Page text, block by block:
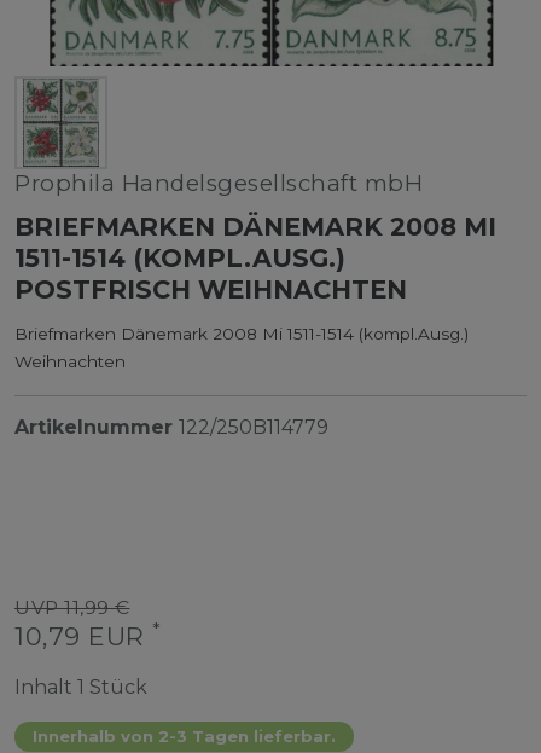
Prophila Handelsgesellschaft mbH
BRIEFMARKEN DÄNEMARK 2008 MI
1511-1514 (KOMPL.AUSG.)
POSTFRISCH WEIHNACHTEN
Briefmarken Dänemark 2008 Mi 1511-1514 (kompl.Ausg.)
Weihnachten
Artikelnummer 122/250B114779
UVP 11,99 €
10,79 EUR *
Inhalt 1 Stück
Innerhalb von 2-3 Tagen lieferbar.